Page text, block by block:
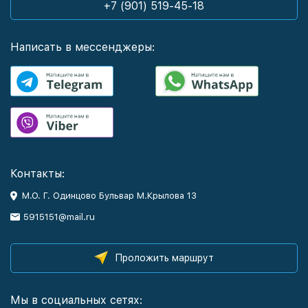
+7 (901) 519-45-18
Написать в мессенджеры:
Контакты:
М.О. Г. Одинцово Бульвар М.Крылова 13
5915151@mail.ru
Проложить маршрут
Мы в социальных сетях: